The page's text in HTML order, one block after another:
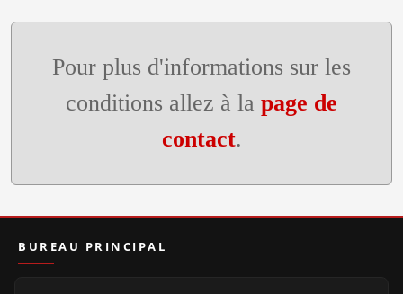
Pour plus d'informations sur les
conditions allez à la page de
contact.
BUREAU PRINCIPAL